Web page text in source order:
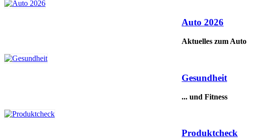
Auto 2026
Aktuelles zum Auto
Gesundheit
... und Fitness
Produktcheck